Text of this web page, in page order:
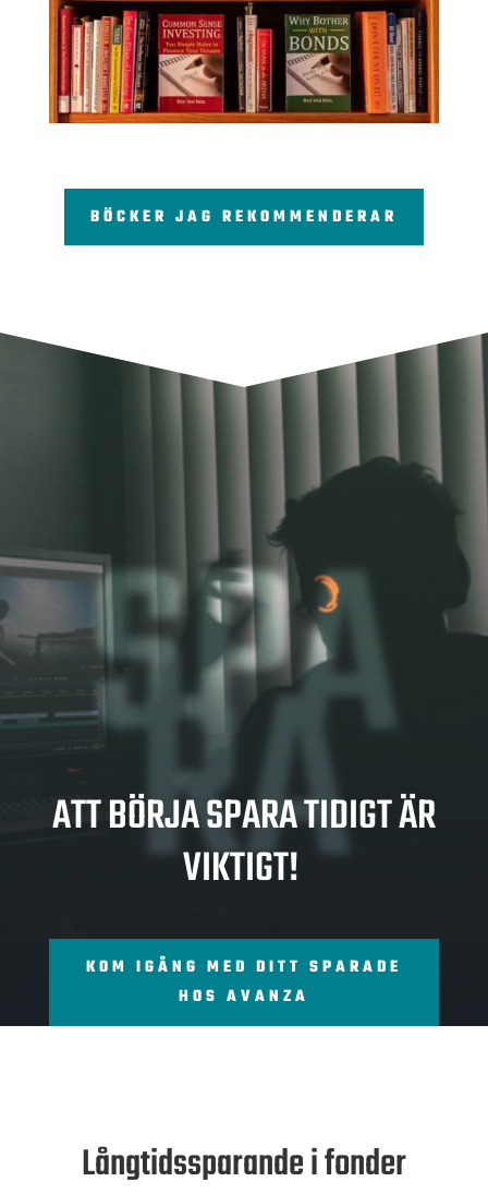
BÖCKER JAG REKOMMENDERAR
SPA
RA
ATT BÖRJA SPARA TIDIGT ÄR
VIKTIGT!
KOM IGÅNG MED DITT SPARADE
HOS AVANZA
Långtidssparande i fonder